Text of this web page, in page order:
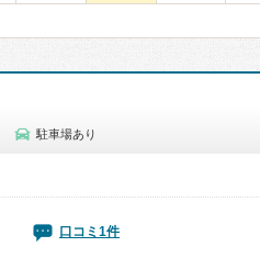
駐車場あり
口コミ1件